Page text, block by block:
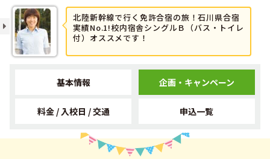
北陸新幹線で行く免許合宿の旅！石川県合宿
実績No.1!校内宿舎シングルＢ（バス・トイレ
付）オススメです！
基本情報 企画・キャンペーン
料金 / 入校日 / 交通 申込一覧